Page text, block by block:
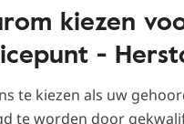
kiezen
-
te kiezen als uw
te worden door